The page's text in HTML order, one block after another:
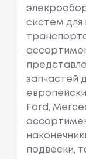
систем для
запчастей
Ford,
подвески,